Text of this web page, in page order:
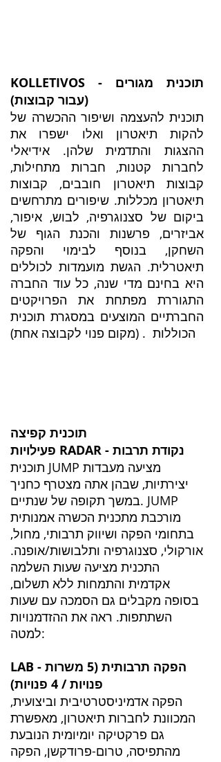
KOLLETIVOS - תוכנית מגורים
(עבור קבוצות)
תוכנית להעצמה ושיפור ההכשרה של
להקות תיאטרון ואלו ישפרו את
ההצגות והתדמית שלהן. אידיאלי
לחברות קטנות, חברות מתחילות,
קבוצות תיאטרון חובבים, קבוצות
תיאטרון מכללות. שיפורים מתרחשים
ביקום של סצנוגרפיה, לבוש, איפור,
אביזרים, פרשנות והכנת הגוף של
השחקן, בנוסף לבימוי והפקה
תיאטרלית. הגשת מועמדות לכוללים
היא בחינם מדי שנה, כל עוד החברה
התגוררת מפתחת את הפרויקטים
החברתיים המוצעים במסגרת תוכנית
הכוללות . (מקום פנוי לקבוצה אחת)
פעילויות RADAR - נקודת תרבות
תוכנית JUMP מציעה מעבדות
יצירתיות, שבהן אתה מצטרף כחניך
במשך תקופה של שנתיים. JUMP
מורכבת מתכנית הכשרה אמנותית
בתחומי הפקה ושיווק תרבותי, מחול,
אורקולי, סצנוגרפיה ותלבושות/אופנה.
התכנית מציעה שעות השלמה
אקדמית והתמחות ללא תשלום,
בסופה מקבלים גם הסמכה עם שעות
השתתפות. ראה את ההזדמנויות
למטה:
LAB - הפקה תרבותית (5 משרות
פנויות / 4 פנויות)
הפקה אדמיניסטרטיבית וביצועית,
המכוונת לחברות תיאטרון, מאפשרת
גם פרקטיקה יומיומית הנובעת
מהתפיסה, טרום-פרודקשן, הפקה